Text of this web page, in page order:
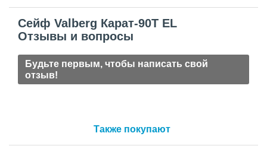
Сейф Valberg Карат-90T EL
Отзывы и вопросы
Будьте первым, чтобы написать свой
отзыв!
Также покупают